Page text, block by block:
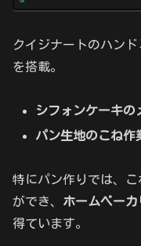
クイジナートのハンド
を搭載。
シフォンケーキの
パン生地のこね作
特にパン作りでは、こ
ができ、 ホームベー
得ています。